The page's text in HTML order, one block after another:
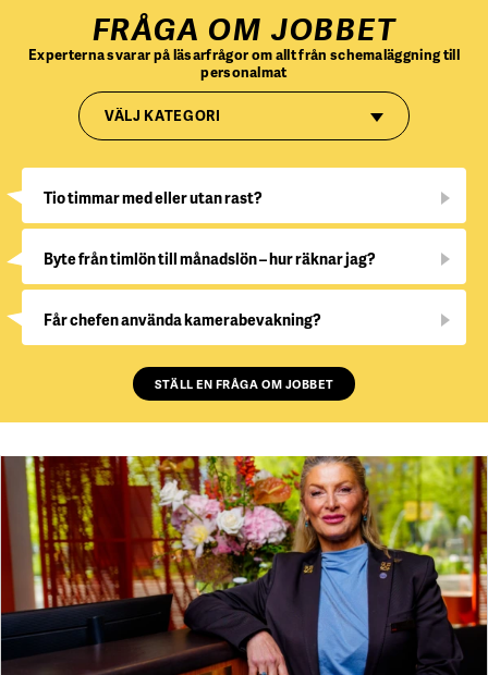
FRÅGA OM JOBBET
Experterna svarar på läsarfrågor om allt från schemaläggning till
personalmat
VÄLJ KATEGORI
Tio timmar med eller utan rast?
Byte från timlön till månadslön – hur räknar jag?
Får chefen använda kamerabevakning?
STÄLL EN FRÅGA OM JOBBET